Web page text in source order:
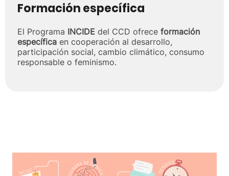
Formación específica
El Programa INCIDE del CCD ofrece formación
específica en cooperación al desarrollo,
participación social, cambio climático, consumo
responsable o feminismo.